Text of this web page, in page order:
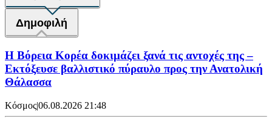
Δημοφιλή
Η Βόρεια Κορέα δοκιμάζει ξανά τις αντοχές της –
Εκτόξευσε βαλλιστικό πύραυλο προς την Ανατολική
Θάλασσα
Κόσμος|06.08.2026 21:48